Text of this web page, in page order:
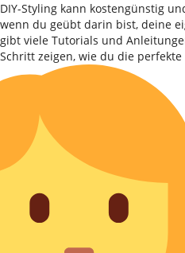
DIY-Styling kann kostengünstig
wenn du geübt darin bist, deine
gibt viele Tutorials und
Schritt zeigen, wie du die